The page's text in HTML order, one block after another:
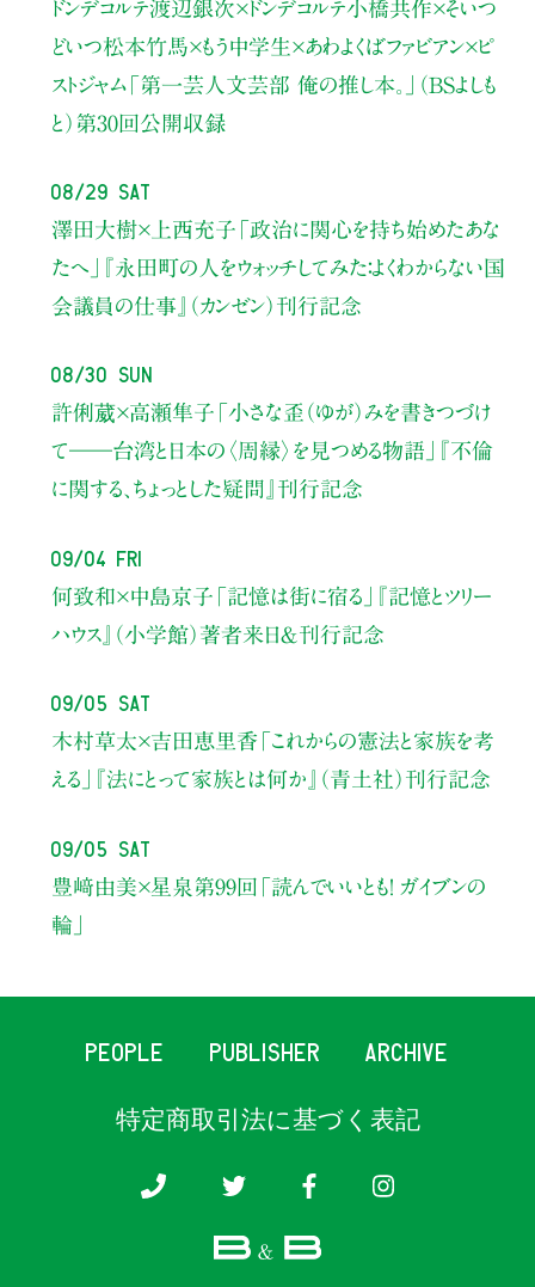
ドンデコルテ渡辺銀次×ドンデコルテ小橋共作×そいつ
どいつ松本竹馬×もう中学生×あわよくばファビアン×ピ
ストジャム「第一芸人文芸部 俺の推し本。」（BSよしも
と） 第30回公開収録
08/29 Sat
澤田大樹×上西充子 「政治に関心を持ち始めたあな
たへ」
『永田町の人をウォッチしてみた：よくわからない国
会議員の仕事』（カンゼン）刊行記念
08/30 Sun
許俐葳×高瀬隼子 「小さな歪（ゆが）みを書きつづけ
て――台湾と日本の〈周縁〉を見つめる物語」
『不倫
に関する、ちょっとした疑問』刊行記念
09/04 Fri
何致和×中島京子 「記憶は街に宿る」
『記憶とツリー
ハウス』（小学館）著者来日＆刊行記念
09/05 Sat
木村草太×吉田恵里香 「これからの憲法と家族を考
える」
『法にとって家族とは何か』（青土社）刊行記念
09/05 Sat
豊﨑由美×星泉 第99回「読んでいいとも！ ガイブンの
輪」
PEOPLE PUBLISHER ARCHIVE
特定商取引法に基づく表記